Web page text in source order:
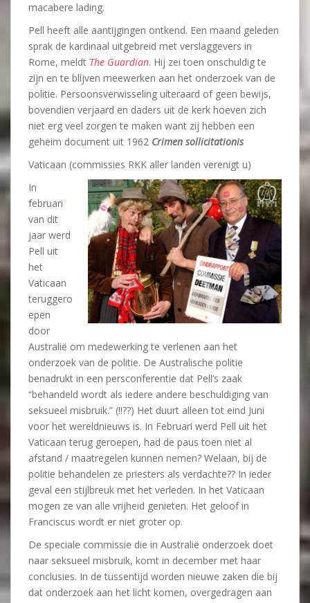
macabere lading.
Pell heeft alle aantijgingen ontkend. Een maand geleden
sprak de kardinaal uitgebreid met verslaggevers in
Rome, meldt The Guardian. Hij zei toen onschuldig te
zijn en te blijven meewerken aan het onderzoek van de
politie. Persoonsverwisseling uiteraard of geen bewijs,
bovendien verjaard en daders uit de kerk hoeven zich
niet erg veel zorgen te maken want zij hebben een
geheim document uit 1962 Crimen sollicitationis
Vaticaan (commissies RKK aller landen verenigt u)
In
februari
van dit
jaar werd
Pell uit
het
Vaticaan
teruggero
epen
door
Australië om medewerking te verlenen aan het
onderzoek van de politie. De Australische politie
benadrukt in een persconferentie dat Pell’s zaak
“behandeld wordt als iedere andere beschuldiging van
seksueel misbruik.” (!!??) Het duurt alleen tot eind Juni
voor het wereldnieuws is. In Februari werd Pell uit het
Vaticaan terug geroepen, had de paus toen niet al
afstand / maatregelen kunnen nemen? Welaan, bij de
politie behandelen ze priesters als verdachte?? In ieder
geval een stijlbreuk met het verleden. In het Vaticaan
mogen ze van alle vrijheid genieten. Het geloof in
Franciscus wordt er niet groter op.
De speciale commissie die in Australië onderzoek doet
naar seksueel misbruik, komt in december met haar
conclusies. In de tussentijd worden nieuwe zaken die bij
dat onderzoek aan het licht komen, overgedragen aan